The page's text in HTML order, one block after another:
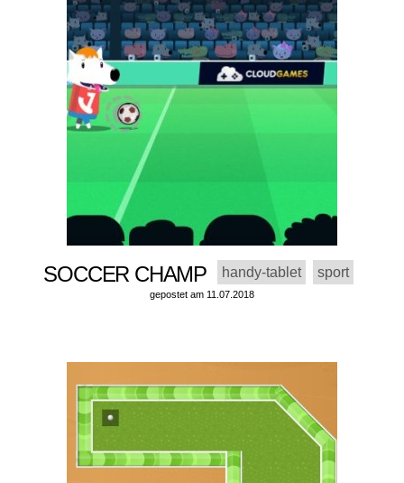
SOCCER CHAMP handy-tablet sport
gepostet am 11.07.2018